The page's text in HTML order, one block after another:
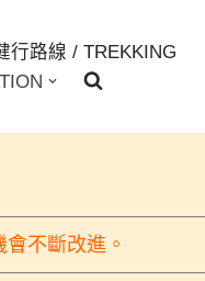
行路線 / TREKKING
不斷改進。